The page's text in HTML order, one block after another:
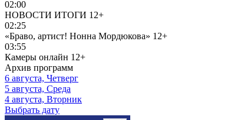
02:00
НОВОСТИ ИТОГИ 12+
02:25
«Браво, артист! Нонна Мордюкова» 12+
03:55
Камеры онлайн 12+
Архив программ
6 августа, Четверг
5 августа, Среда
4 августа, Вторник
Выбрать дату